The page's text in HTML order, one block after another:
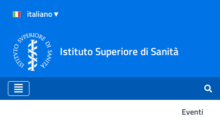
Istituto Superiore di Sanità
Eventi